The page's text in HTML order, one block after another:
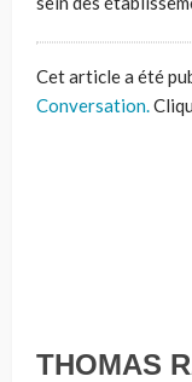
Cet article a été
Conversation.
THOMAS